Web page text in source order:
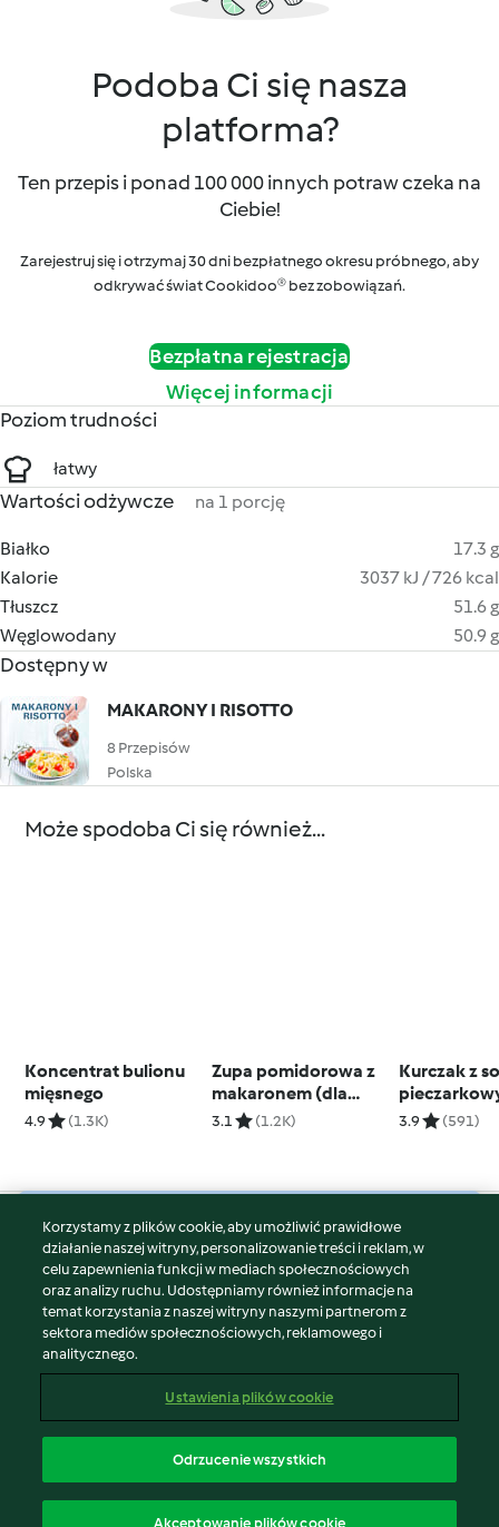
Podoba Ci się nasza
platforma?
Ten przepis i ponad 100 000 innych potraw czeka na
Ciebie!
Zarejestruj się i otrzymaj 30 dni bezpłatnego okresu próbnego, aby
odkrywać świat Cookidoo® bez zobowiązań.
Bezpłatna rejestracja
Więcej informacji
Poziom trudności
łatwy
Wartości odżywcze na 1 porcję
Białko
17.3 g
Kalorie
3037 kJ / 726 kcal
Tłuszcz
51.6 g
Węglowodany
50.9 g
Dostępny w
MAKARONY I RISOTTO
8 Przepisów
Polska
Może spodoba Ci się również...
Koncentrat bulionu
mięsnego
4.9 (1.3K)
Zupa pomidorowa z
makaronem (dla
dzieci)
3.1 (1.2K)
Kurczak z
3.9 (591)
© Copyright 2026
Warunki korzystania
Polityka prywatności
Disclaimer
Znak wydawcy
Zgłoś treść
Oświadczenie o dostępności
Korzystamy z plików cookie, aby umożliwić prawidłowe
działanie naszej witryny, personalizowanie treści i reklam, w
celu zapewnienia funkcji w mediach społecznościowych
oraz analizy ruchu. Udostępniamy również informacje na
temat korzystania z naszej witryny naszymi partnerom z
sektora mediów społecznościowych, reklamowego i
analitycznego.
Ustawienia plików cookie
Odrzucenie wszystkich
Akceptowanie plików cookie